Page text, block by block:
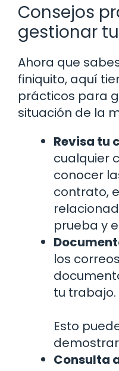
Consejos
gestionar
Ahora que
finiquito, aquí
prácticos para
situación de la
Revisa tu
cualquier
conocer
contrato,
prueba y
los
tu trabajo.
Esto
Consulta